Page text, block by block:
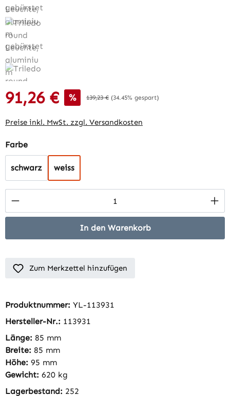
Verkaufspreis:
91,26 € % Regulärer Preis:
139,23 € (34.45% gespart)
Preise inkl. MwSt. zzgl. Versandkosten
Farbeauswählen
schwarz weiss
Produkt Anzahl: Gib den gewünschten
In den Warenkorb
Zum Merkzettel hinzufügen
Produktnummer: YL-113931
Hersteller-Nr.: 113931
Länge: 85 mm
Breite: 85 mm
Höhe: 95 mm
Gewicht: 620 kg
Lagerbestand: 252